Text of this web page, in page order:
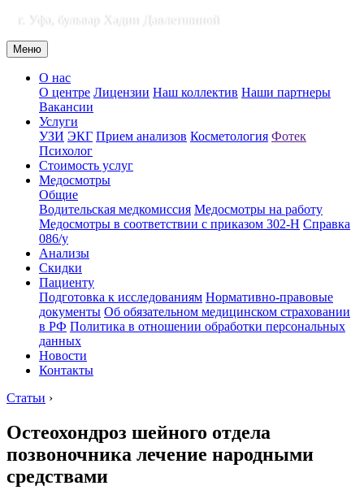
г. Уфа, бульвар Хадии Давлетшиной
Меню
О нас
О центре Лицензии Наш коллектив Наши партнеры
Вакансии
Услуги
УЗИ ЭКГ Прием анализов Косметология Фотек
Психолог
Стоимость услуг
Медосмотры
Общие
Водительская медкомиссия Медосмотры на работу
Медосмотры в соответствии с приказом 302-Н Справка
086/у
Анализы
Скидки
Пациенту
Подготовка к исследованиям Нормативно-правовые
документы Об обязательном медицинском страховании
в РФ Политика в отношении обработки персональных
данных
Новости
Контакты
Статьи ›
Остеохондроз шейного отдела
позвоночника лечение народными
средствами